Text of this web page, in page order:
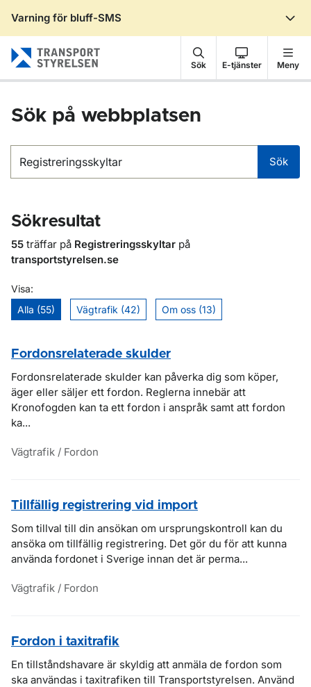
Varning för bluff-SMS
Sök E-tjänster Meny
Sök på webbplatsen
Sök
Sökresultat
55 träffar på Registreringsskyltar på
transportstyrelsen.se
Visa:
Alla (55)
Vägtrafik (42) Om oss (13)
Fordonsrelaterade skulder
Fordonsrelaterade skulder kan påverka dig som köper,
äger eller säljer ett fordon. Reglerna innebär att
Kronofogden kan ta ett fordon i anspråk samt att fordon
ka...
Vägtrafik / Fordon
Tillfällig registrering vid import
Som tillval till din ansökan om ursprungskontroll kan du
ansöka om tillfällig registrering. Det gör du för att kunna
använda fordonet i Sverige innan det är perma...
Vägtrafik / Fordon
Fordon i taxitrafik
En tillståndshavare är skyldig att anmäla de fordon som
ska användas i taxitrafiken till Transportstyrelsen. Använd